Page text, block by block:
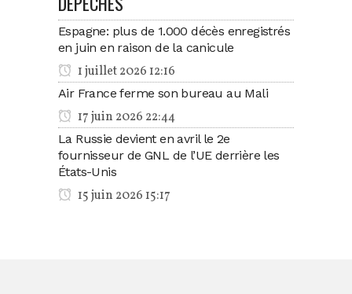
Espagne: plus de 1.000 décès enregistrés
en juin en raison de la canicule
1 juillet 2026 12:16
Air France ferme son bureau au Mali
17 juin 2026 22:44
La Russie devient en avril le 2e
fournisseur de GNL de l’UE derrière les
États-Unis
15 juin 2026 15:17